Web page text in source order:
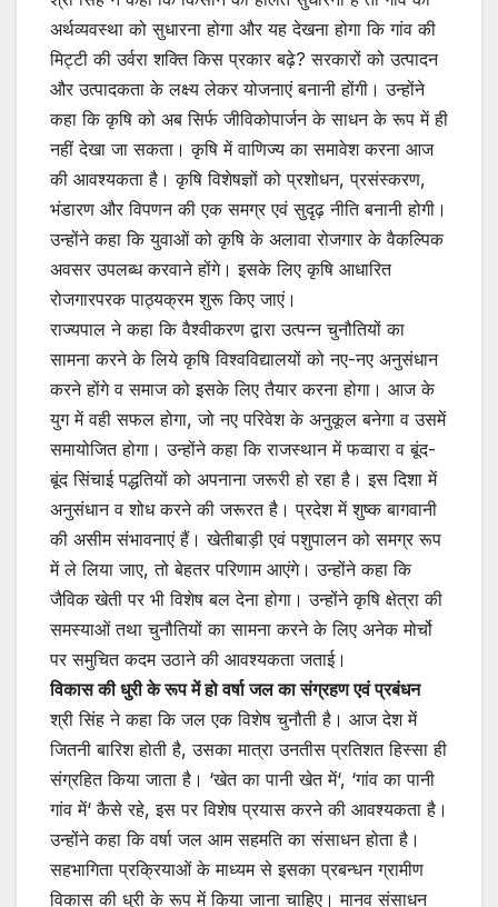
अर्थव्यवस्था को सुधारना होगा और यह देखना होगा कि गांव की
मिट्टी की उर्वरा शक्ति किस प्रकार बढ़े? सरकारों को उत्पादन
और उत्पादकता के लक्ष्य लेकर योजनाएं बनानी होंगी। उन्होंने
कहा कि कृषि को अब सिर्फ जीविकोपार्जन के साधन के रूप में ही
नहीं देखा जा सकता। कृषि में वाणिज्य का समावेश करना आज
की आवश्यकता है। कृषि विशेषज्ञों को प्रशोधन, प्रसंस्करण,
भंडारण और विपणन की एक समग्र एवं सुदृढ़ नीति बनानी होगी।
उन्होंने कहा कि युवाओं को कृषि के अलावा रोजगार के वैकल्पिक
अवसर उपलब्ध करवाने होंगे। इसके लिए कृषि आधारित
रोजगारपरक पाठ्यक्रम शुरू किए जाएं।
राज्यपाल ने कहा कि वैश्वीकरण द्वारा उत्पन्न चुनौतियों का
सामना करने के लिये कृषि विश्वविद्यालयों को नए-नए अनुसंधान
करने होंगे व समाज को इसके लिए तैयार करना होगा। आज के
युग में वही सफल होगा, जो नए परिवेश के अनुकूल बनेगा व उसमें
समायोजित होगा। उन्होंने कहा कि राजस्थान में फव्वारा व बूंद-
बूंद सिंचाई पद्धतियों को अपनाना जरूरी हो रहा है। इस दिशा में
अनुसंधान व शोध करने की जरूरत है। प्रदेश में शुष्क बागवानी
की असीम संभावनाएं हैं। खेतीबाड़ी एवं पशुपालन को समग्र रूप
में ले लिया जाए, तो बेहतर परिणाम आएंगे। उन्होंने कहा कि
जैविक खेती पर भी विशेष बल देना होगा। उन्होंने कृषि क्षेत्रा की
समस्याओं तथा चुनौतियों का सामना करने के लिए अनेक मोर्चो
पर समुचित कदम उठाने की आवश्यकता जताई।
विकास की धुरी के रूप में हो वर्षा जल का संग्रहण एवं प्रबंधन
श्री सिंह ने कहा कि जल एक विशेष चुनौती है। आज देश में
जितनी बारिश होती है, उसका मात्रा उनतीस प्रतिशत हिस्सा ही
संग्रहित किया जाता है। ‘खेत का पानी खेत में‘, ‘गांव का पानी
गांव में‘ कैसे रहे, इस पर विशेष प्रयास करने की आवश्यकता है।
उन्होंने कहा कि वर्षा जल आम सहमति का संसाधन होता है।
सहभागिता प्रक्रियाओं के माध्यम से इसका प्रबन्धन ग्रामीण
विकास की धुरी के रूप में किया जाना चाहिए। मानव संसाधन